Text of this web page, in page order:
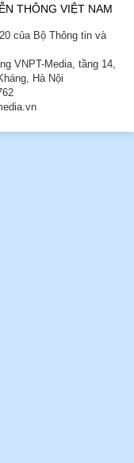
THÔNG VIỆT NAM
của Bộ Thông tin và
VNPT-Media, tầng 14,
Hà Nội